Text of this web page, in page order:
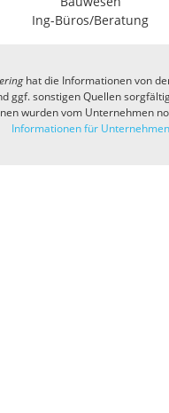
Ing-Büros/Beratung
hat die Informationen von
ggf. sonstigen Quellen
wurden vom Unternehmen
Informationen für Unternehmen